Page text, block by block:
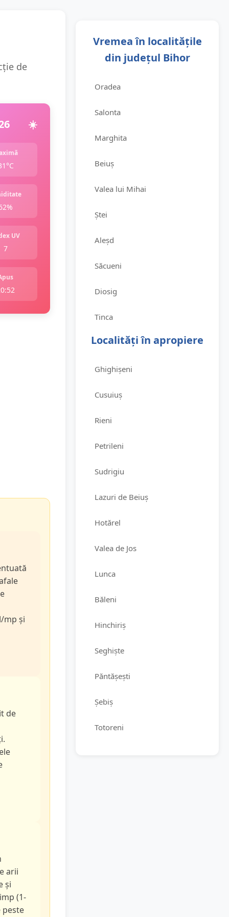
de
☀️
UV
7
mp și
de
arii
și
(1-
peste
Vremea în localitățile
din județul Bihor
Oradea
Salonta
Marghita
Beiuș
Valea lui Mihai
Ștei
Aleșd
Săcueni
Diosig
Tinca
Localități în apropiere
Ghighișeni
Cusuiuș
Rieni
Petrileni
Sudrigiu
Lazuri de Beiuș
Hotărel
Valea de Jos
Lunca
Băleni
Hinchiriș
Seghiște
Păntășești
Șebiș
Totoreni